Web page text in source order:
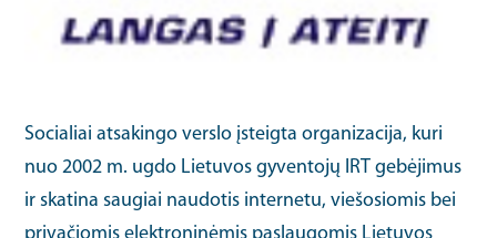
Socialiai atsakingo verslo įsteigta organizacija, kuri
nuo 2002 m. ugdo Lietuvos gyventojų IRT gebėjimus
ir skatina saugiai naudotis internetu, viešosiomis bei